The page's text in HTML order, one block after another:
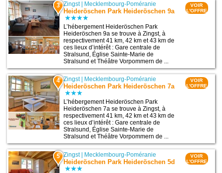
3 Zingst| Mecklembourg-Poméranie
Heideröschen Park Heideröschen 9a
L’hébergement Heideröschen Park
Heideröschen 9a se trouve à Zingst, à
respectivement 41 km, 42 km et 43 km de
ces lieux d’intérêt : Gare centrale de
Stralsund, Église Sainte-Marie de
Stralsund et Théâtre Vorpommern de ...
VOIR
L'OFFRE
4 Zingst| Mecklembourg-Poméranie
Heideröschen Park Heideröschen 7a
L’hébergement Heideröschen Park
Heideröschen 7a se trouve à Zingst, à
respectivement 41 km, 42 km et 43 km de
ces lieux d’intérêt : Gare centrale de
Stralsund, Église Sainte-Marie de
Stralsund et Théâtre Vorpommern de ...
VOIR
L'OFFRE
5 Zingst| Mecklembourg-Poméranie
Heideröschen Park Heideröschen 5d
VOIR
L'OFFRE